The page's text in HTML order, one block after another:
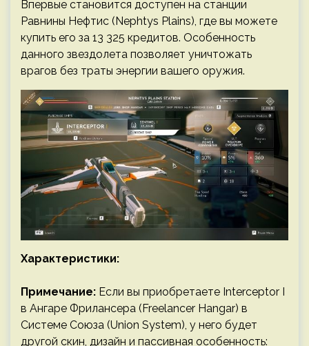
Впервые становится доступен на станции
Равнины Нефтис (Nephtys Plains), где вы можете
купить его за 13 325 кредитов. Особенность
данного звездолета позволяет уничтожать
врагов без траты энергии вашего оружия.
Характеристики:
Примечание: Если вы приобретаете Interceptor I
в Ангаре Фрилансера (Freelancer Hangar) в
Системе Союза (Union System), у него будет
другой скин, дизайн и пассивная особенность: